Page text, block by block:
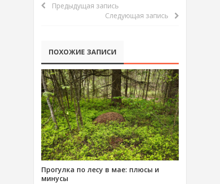
Предыдущая запись
Следующая запись
ПОХОЖИЕ ЗАПИСИ
Прогулка по лесу в мае: плюсы и
минусы